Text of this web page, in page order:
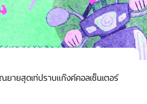
ณยายสุดเท่ปราบแก๊งค์คอลเซ็นเตอร์